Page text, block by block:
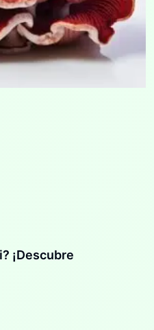
¡Descubre